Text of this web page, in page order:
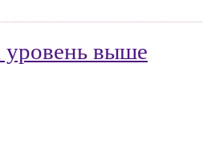
уровень выше